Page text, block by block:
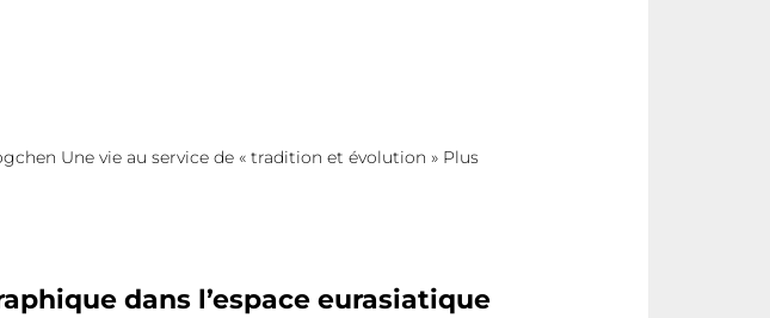
Une vie au service de « tradition et évolution » Plus
dans l’espace eurasiatique